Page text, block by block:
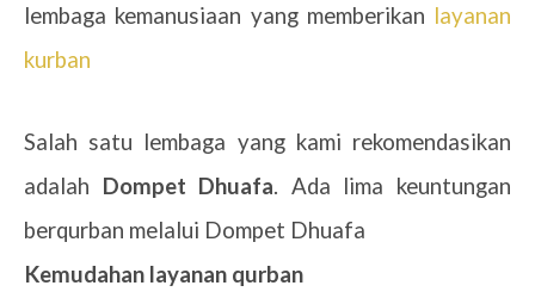
lembaga kemanusiaan yang memberikan layanan
kurban
Salah satu lembaga yang kami rekomendasikan
adalah Dompet Dhuafa. Ada lima keuntungan
berqurban melalui Dompet Dhuafa
Kemudahan layanan qurban